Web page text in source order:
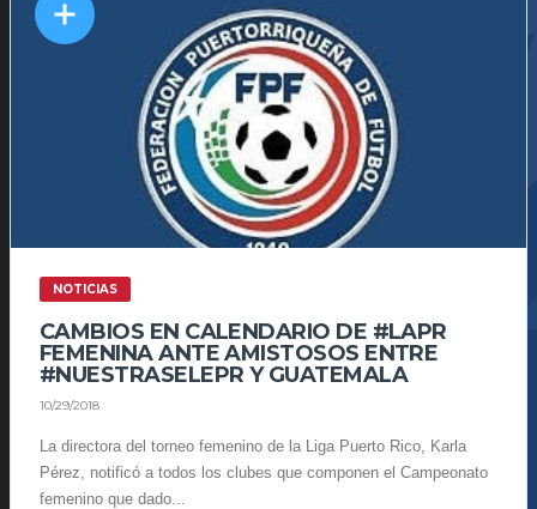
NOTICIAS
CAMBIOS EN CALENDARIO DE #LAPR
FEMENINA ANTE AMISTOSOS ENTRE
#NUESTRASELEPR Y GUATEMALA
10/29/2018
La directora del torneo femenino de la Liga Puerto Rico, Karla
Pérez, notificó a todos los clubes que componen el Campeonato
femenino que dado...